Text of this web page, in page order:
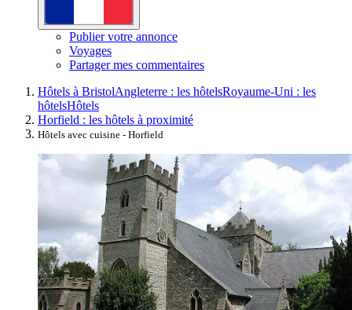
Publier votre annonce
Voyages
Partager mes commentaires
Hôtels à BristolAngleterre : les hôtelsRoyaume-Uni : les
hôtelsHôtels
Horfield : les hôtels à proximité
Hôtels avec cuisine - Horfield